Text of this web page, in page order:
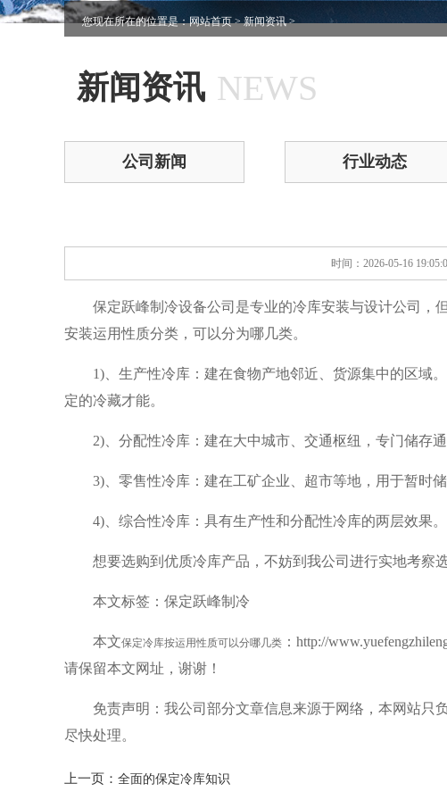
您现在所在的位置是：网站首页>新闻资讯>
新闻资讯 NEWS
公司新闻 行业动态
时间：2026-05-16
保定跃峰制冷设备公司是专业的冷库安装与设计公司，
安装运用性质分类，可以分为哪几类。
1)、生产性冷库：建在食物产地邻近、货源集中的区域
定的冷藏才能。
2)、分配性冷库：建在大中城市、交通枢纽，专门储存
3)、零售性冷库：建在工矿企业、超市等地，用于暂时
4)、综合性冷库：具有生产性和分配性冷库的两层效果。
想要选购到优质冷库产品，不妨到我公司进行实地考察
本文标签：保定跃峰制冷
本文保定冷库按运用性质可以分哪几类 ：http://
请保留本文网址，谢谢！
免责声明：我公司部分文章信息来源于网络，本网站只
尽快处理。
上一页： 全面的保定冷库知识